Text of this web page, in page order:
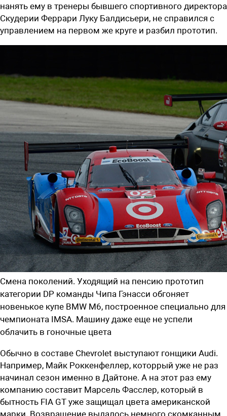
нанять ему в тренеры бывшего спортивного директора
Скудерии Феррари Луку Балдисьери, не справился с
управлением на первом же круге и разбил прототип.
Смена поколений. Уходящий на пенсию прототип
категории DP команды Чипа Гэнасси обгоняет
новенькое купе BMW M6, построенное специально для
чемпионата IMSA. Машину даже еще не успели
облачить в гоночные цвета
Обычно в составе Chevrolet выступают гонщики Audi.
Например, Майк Роккенфеллер, которрый уже не раз
начинал сезон именно в Дайтоне. А на этот раз ему
компанию составит Марсель Фасслер, который в
бытность FIA GT уже защищал цвета американской
марки. Возвращение выдалось немного скомканным